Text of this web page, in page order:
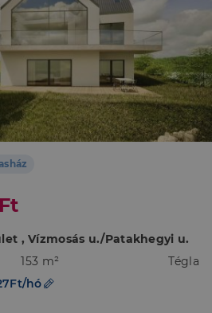
, Vízmosás u./Patakhegyi u.
153 m²
Tégla
hó